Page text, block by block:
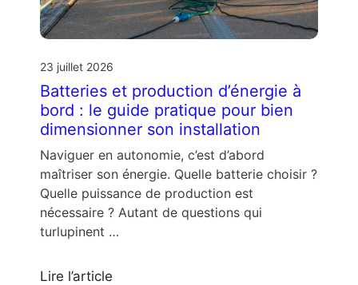
23 juillet 2026
Batteries et production d’énergie à
bord : le guide pratique pour bien
dimensionner son installation
Naviguer en autonomie, c’est d’abord
maîtriser son énergie. Quelle batterie choisir ?
Quelle puissance de production est
nécessaire ? Autant de questions qui
turlupinent …
Lire l’article